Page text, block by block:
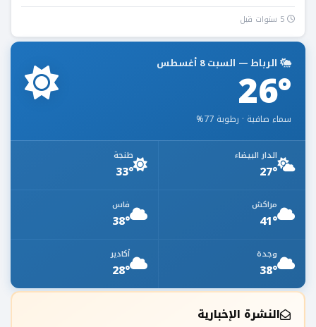
الرباط — السبت 8 أغسطس
26°
سماء صافية · رطوبة 77%
الدار البيضاء
27°
طنجة
33°
مراكش
41°
فاس
38°
وجدة
38°
أكادير
28°
النشرة الإخبارية